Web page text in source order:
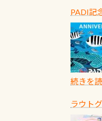
PADI記
続きを
ラウト